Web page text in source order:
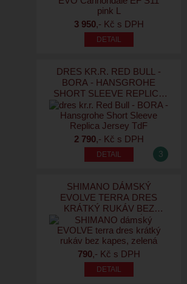
3 950,- Kč s DPH
DRES KR.R. RED BULL -
BORA - HANSGROHE
SHORT SLEEVE REPLICA
JERSEY TDF
2 790,- Kč s DPH
3
SHIMANO DÁMSKÝ
EVOLVE TERRA DRES
KRÁTKÝ RUKÁV BEZ
KAPES, ZELENÁ
790,- Kč s DPH